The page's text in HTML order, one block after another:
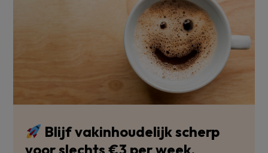
Blijf vakinhoudelijk scherp